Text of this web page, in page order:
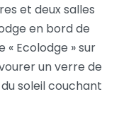
et deux salles
en bord de
« Ecolodge » sur
un verre de
soleil couchant